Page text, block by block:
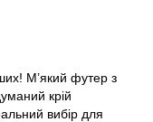
М’який футер з
крій
вибір для